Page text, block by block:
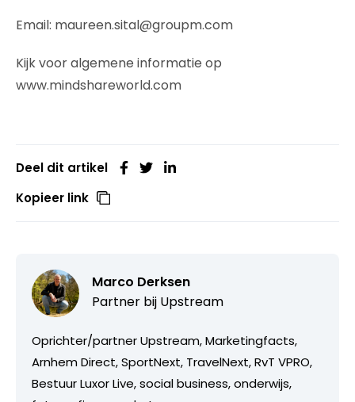
Email: maureen.sital@groupm.com
Kijk voor algemene informatie op
www.mindshareworld.com
Deel dit artikel
Kopieer link
Marco Derksen
Partner bij Upstream
Oprichter/partner Upstream, Marketingfacts,
Arnhem Direct, SportNext, TravelNext, RvT VPRO,
Bestuur Luxor Live, social business, onderwijs,